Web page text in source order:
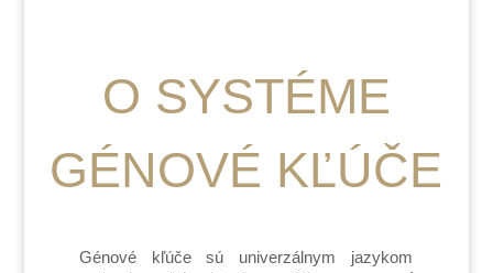
O SYSTÉME
GÉNOVÉ KĽÚČE
Génové kľúče sú univerzálnym jazykom